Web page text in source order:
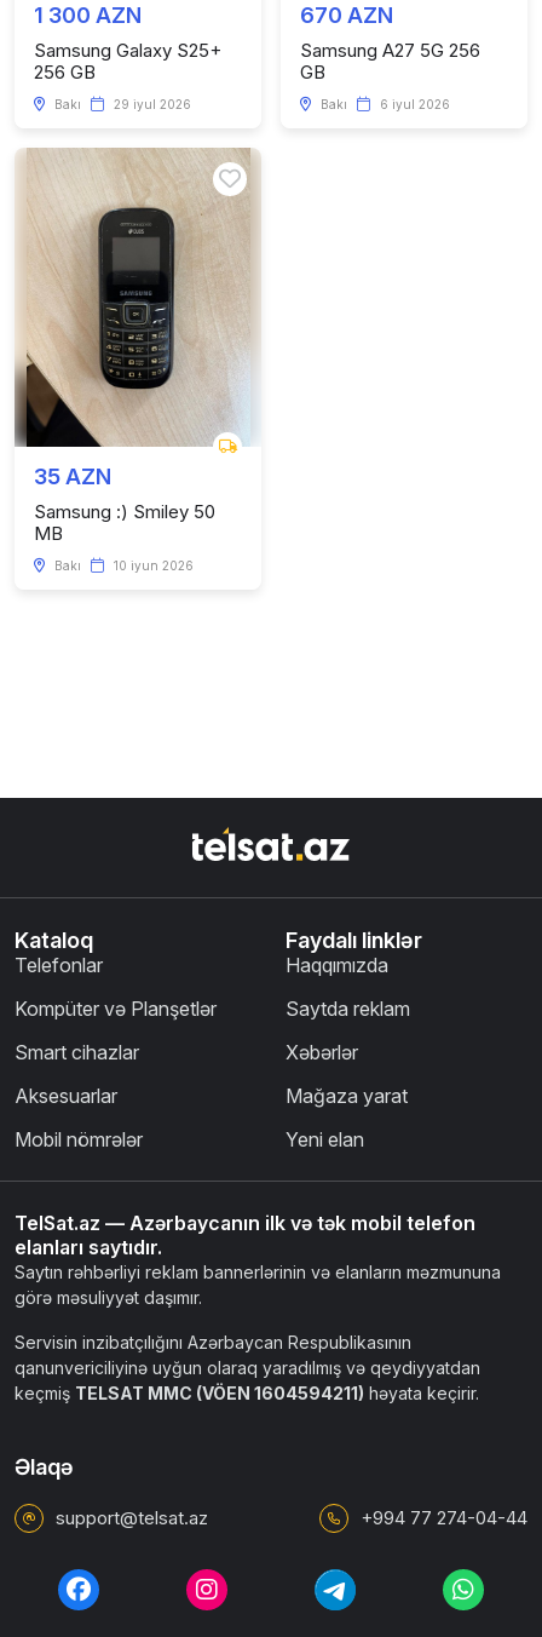
1 300 AZN
Samsung Galaxy S25+
256 GB
Bakı 29 iyul 2026
670 AZN
Samsung A27 5G 256
GB
Bakı 6 iyul 2026
35 AZN
Samsung :) Smiley 50
MB
Bakı 10 iyun 2026
Kataloq
Telefonlar
Kompüter və Planşetlər
Smart cihazlar
Aksesuarlar
Mobil nömrələr
Faydalı linklər
Haqqımızda
Saytda reklam
Xəbərlər
Mağaza yarat
Yeni elan
TelSat.az — Azərbaycanın ilk və tək mobil telefon
elanları saytıdır.
Saytın rəhbərliyi reklam bannerlərinin və elanların məzmununa
görə məsuliyyət daşımır.
Servisin inzibatçılığını Azərbaycan Respublikasının
qanunvericiliyinə uyğun olaraq yaradılmış və qeydiyyatdan
keçmiş TELSAT MMC (VÖEN 1604594211) həyata keçirir.
Əlaqə
support@telsat.az +994 77 274-04-44